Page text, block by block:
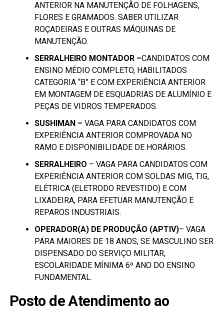
ANTERIOR NA MANUTENÇÃO DE FOLHAGENS,
FLORES E GRAMADOS. SABER UTILIZAR
ROÇADEIRAS E OUTRAS MÁQUINAS DE
MANUTENÇÃO.
SERRALHEIRO MONTADOR –CANDIDATOS COM
ENSINO MÉDIO COMPLETO, HABILITADOS
CATEGORIA “B” E COM EXPERIÊNCIA ANTERIOR
EM MONTAGEM DE ESQUADRIAS DE ALUMÍNIO E
PEÇAS DE VIDROS TEMPERADOS.
SUSHIMAN – VAGA PARA CANDIDATOS COM
EXPERIÊNCIA ANTERIOR COMPROVADA NO
RAMO E DISPONIBILIDADE DE HORÁRIOS.
SERRALHEIRO – VAGA PARA CANDIDATOS COM
EXPERIÊNCIA ANTERIOR COM SOLDAS MIG, TIG,
ELÉTRICA (ELETRODO REVESTIDO) E COM
LIXADEIRA, PARA EFETUAR MANUTENÇÃO E
REPAROS INDUSTRIAIS.
OPERADOR(A) DE PRODUÇÃO (APTIV)– VAGA
PARA MAIORES DE 18 ANOS, SE MASCULINO SER
DISPENSADO DO SERVIÇO MILITAR,
ESCOLARIDADE MÍNIMA 6º ANO DO ENSINO
FUNDAMENTAL.
Posto de Atendimento ao